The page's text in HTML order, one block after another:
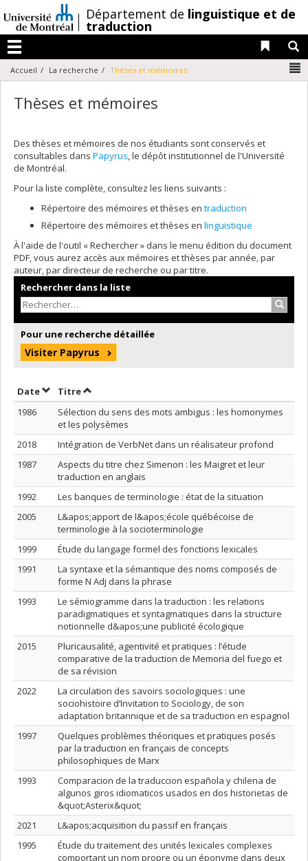
au
contenu
/Département de linguistique et de
traduction
Menu
Liens
Accueil La recherche Thèses et mémoires
Thèses et mémoires
Des thèses et mémoires de nos étudiants sont conservés et
consultables dans Papyrus, le dépôt institutionnel de l'Université
de Montréal.
Pour la liste complète, consultez les liens suivants :
Répertoire des mémoires et thèses en traduction
Répertoire des mémoires et thèses en linguistique
À l'aide de l'outil « Rechercher » dans le menu édition du document
PDF, vous aurez accès aux mémoires et thèses par année, par
auteur, par directeur de recherche ou par titre.
Rechercher dans la liste
Pour une recherche détaillée
Visiter Papyrus
DateTrier par date en ordre décroissant
TitreTrier par titre en ordre décroissant
1986
Sélection du sens des mots ambigus : les homonymes
et les polysèmes
2018
Intégration de VerbNet dans un réalisateur profond
1987
Aspects du titre chez Simenon : les Maigret et leur
traduction en anglais
1992
Les banques de terminologie : état de la situation
2005
L&apos;apport de l&apos;école québécoise de
terminologie à la socioterminologie
1999
Étude du langage formel des fonctions lexicales
1991
La syntaxe et la sémantique des noms composés de
forme N Adj dans la phrase
1993
Le sémiogramme dans la traduction : les relations
paradigmatiques et syntagmatiques dans la structure
notionnelle d&apos;une publicité écologique
2015
Pluricausalité, agentivité et pratiques : l’étude
comparative de la traduction de Memoria del fuego et
de sa révision
2022
La circulation des savoirs sociologiques : une
sociohistoire d’Invitation to Sociology, de son
adaptation britannique et de sa traduction en espagnol
1997
Quelques problèmes théoriques et pratiques posés
par la traduction en français de concepts
philosophiques de Marx
1993
Comparacion de la traduccion española y chilena de
algunos giros idiomaticos usados en dos historietas de
&quot;Asterix&quot;
2021
L&apos;acquisition du passif en français
1995
Étude du traitement des unités lexicales complexes
comportant un nom propre ou un éponyme dans deux